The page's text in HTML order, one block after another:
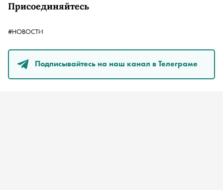
Присоединяйтесь
#НОВОСТИ
Подписывайтесь на наш канал в Телеграме